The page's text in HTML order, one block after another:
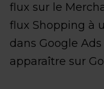
flux sur le
flux Shopping à
dans Google
apparaître sur